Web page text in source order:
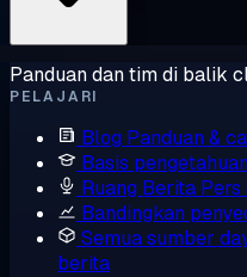
Panduan dan tim di balik
PELAJARI
Blog Panduan &
Basis pengetahuan
Ruang Berita Pers
Bandingkan
Semua sumber
berita